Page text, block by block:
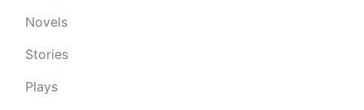
Novels
Stories
Plays